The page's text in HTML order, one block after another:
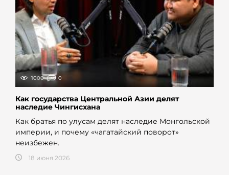
1006 0
Как государства Центральной Азии делят
наследие Чингисхана
Как братья по улусам делят наследие Монгольской
империи, и почему «чагатайский поворот»
неизбежен.
18 июня 2026